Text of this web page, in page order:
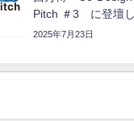
Pitch ＃3 に登壇し
2025年7月23日